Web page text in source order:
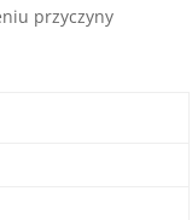
przyczyny